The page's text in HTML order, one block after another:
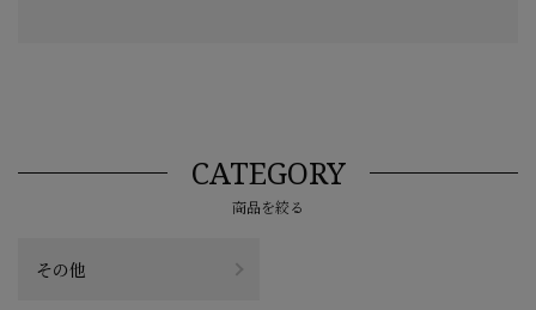
CATEGORY
商品を絞る
その他